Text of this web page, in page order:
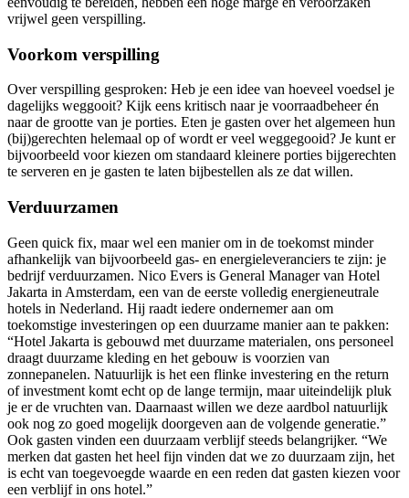
vrijwel geen verspilling.
Voorkom verspilling
Over verspilling gesproken: Heb je een idee van hoeveel voedsel je
dagelijks weggooit? Kijk eens kritisch naar je voorraadbeheer én
naar de grootte van je porties. Eten je gasten over het algemeen hun
(bij)gerechten helemaal op of wordt er veel weggegooid? Je kunt er
bijvoorbeeld voor kiezen om standaard kleinere porties bijgerechten
te serveren en je gasten te laten bijbestellen als ze dat willen.
Verduurzamen
Geen quick fix, maar wel een manier om in de toekomst minder
afhankelijk van bijvoorbeeld gas- en energieleveranciers te zijn: je
bedrijf verduurzamen. Nico Evers is General Manager van Hotel
Jakarta in Amsterdam, een van de eerste volledig energieneutrale
hotels in Nederland. Hij raadt iedere ondernemer aan om
toekomstige investeringen op een duurzame manier aan te pakken:
“Hotel Jakarta is gebouwd met duurzame materialen, ons personeel
draagt duurzame kleding en het gebouw is voorzien van
zonnepanelen. Natuurlijk is het een flinke investering en the return
of investment komt echt op de lange termijn, maar uiteindelijk pluk
je er de vruchten van. Daarnaast willen we deze aardbol natuurlijk
ook nog zo goed mogelijk doorgeven aan de volgende generatie.”
Ook gasten vinden een duurzaam verblijf steeds belangrijker. “We
merken dat gasten het heel fijn vinden dat we zo duurzaam zijn, het
is echt van toegevoegde waarde en een reden dat gasten kiezen voor
een verblijf in ons hotel.”